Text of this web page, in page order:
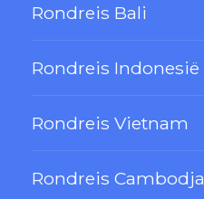
Rondreis Bali
Rondreis Indonesië
Rondreis Vietnam
Rondreis Cambodja